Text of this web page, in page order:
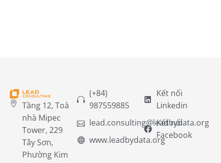
Tầng 12, Toà
nhà Mipec
Tower, 229
Tây Sơn,
Phường Kim
(+84)
987559885
lead.consulting@leadbydata.org
www.leadbydata.org
Kết nối
Linkedin
Kết nối
Facebook